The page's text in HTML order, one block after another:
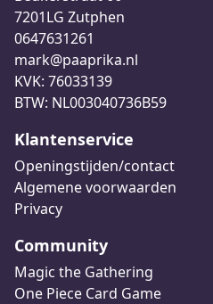
7201LG Zutphen
0647631261
mark@paaprika.nl
KVK: 76033139
BTW: NL003040736B59
Klantenservice
Openingstijden/contact
Algemene voorwaarden
Privacy
Community
Magic the Gathering
One Piece Card Game